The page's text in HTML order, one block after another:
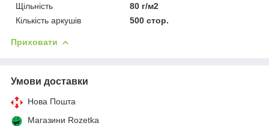
Щільність
80 г/м2
Кількість аркушів
500 стор.
Приховати
Умови доставки
Нова Пошта
Магазини Rozetka